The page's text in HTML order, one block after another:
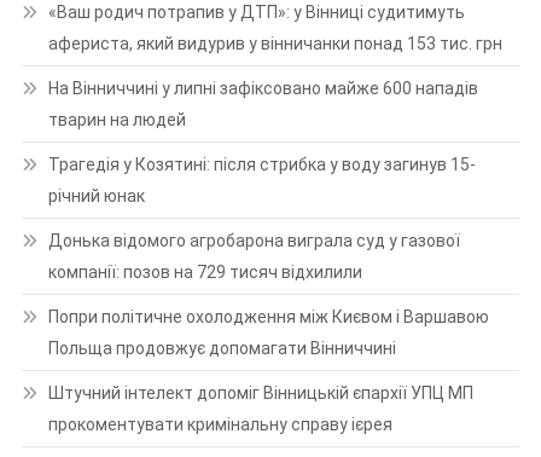
«Ваш родич потрапив у ДТП»: у Вінниці судитимуть
афериста, який видурив у вінничанки понад 153 тис. грн
На Вінниччині у липні зафіксовано майже 600 нападів
тварин на людей
Трагедія у Козятині: після стрибка у воду загинув 15-
річний юнак
Донька відомого агробарона виграла суд у газової
компанії: позов на 729 тисяч відхилили
Попри політичне охолодження між Києвом і Варшавою
Польща продовжує допомагати Вінниччині
Штучний інтелект допоміг Вінницькій єпархії УПЦ МП
прокоментувати кримінальну справу ієрея